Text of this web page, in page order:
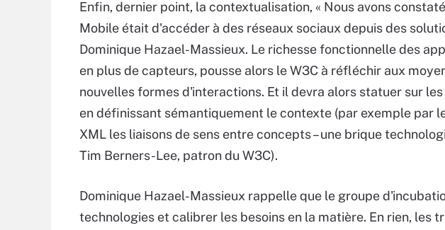
Enfin, dernier point, la contextualisation, « Nous avons
Mobile était d'accéder à des réseaux sociaux depuis des
Dominique Hazael-Massieux. Le richesse fonctionnelle des
en plus de capteurs, pousse alors le W3C à réfléchir aux
nouvelles formes d'interactions. Et il devra alors statuer sur
en définissant sémantiquement le contexte (par exemple par
XML les liaisons de sens entre concepts – une brique
Tim Berners-Lee, patron du W3C).
Dominique Hazael-Massieux rappelle que le groupe
technologies et calibrer les besoins en la matière. En rien, les